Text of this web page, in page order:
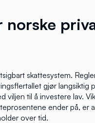
norske
skattesystem.
gjør langsiktig
viljen til å investere lav.
ender på, er
over tid.